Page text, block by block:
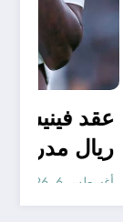
حتى